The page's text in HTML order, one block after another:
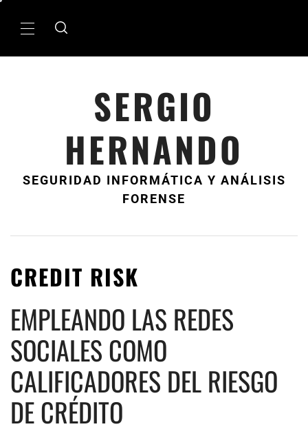
MenÃº
SERGIO
HERNANDO
SEGURIDAD INFORMÁTICA Y ANÁLISIS
FORENSE
CREDIT RISK
EMPLEANDO LAS REDES
SOCIALES COMO
CALIFICADORES DEL RIESGO
DE CRÉDITO